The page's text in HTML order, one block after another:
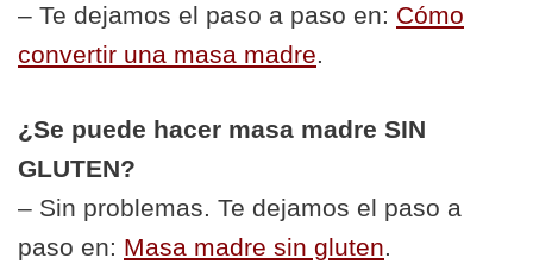
– Te dejamos el paso a paso en: Cómo
convertir una masa madre.
¿Se puede hacer masa madre SIN
GLUTEN?
– Sin problemas. Te dejamos el paso a
paso en: Masa madre sin gluten.